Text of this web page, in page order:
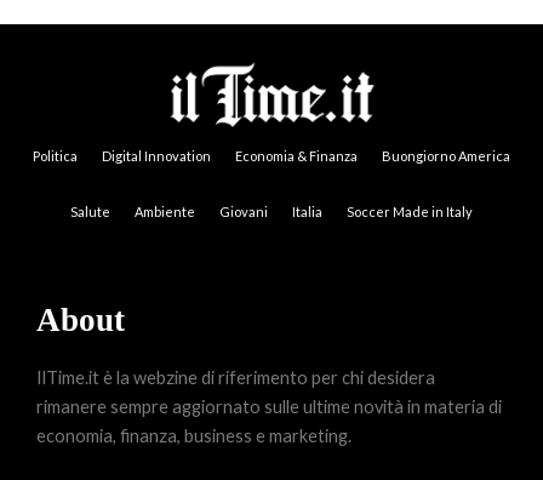
Politica Digital Innovation Economia & Finanza Buongiorno America
Salute Ambiente Giovani Italia Soccer Made in Italy
About
IlTime.it è la webzine di riferimento per chi desidera
rimanere sempre aggiornato sulle ultime novità in materia di
economia, finanza, business e marketing.